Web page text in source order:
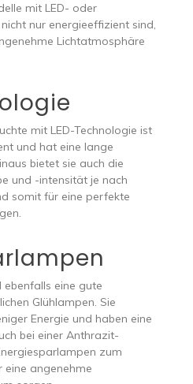
mit LED- oder
nur energieeffizient sind,
Lichtatmosphäre
mit LED-Technologie ist
und hat eine lange
bietet sie auch die
und -intensität je nach
somit für eine perfekte
eine gute
Glühlampen. Sie
Energie und haben eine
bei einer Anthrazit-
zum
eine angenehme